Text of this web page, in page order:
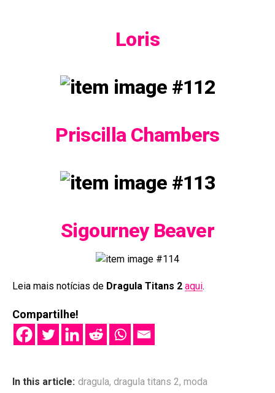
Loris
Priscilla Chambers
Sigourney Beaver
Leia mais notícias de Dragula Titans 2 aqui.
Compartilhe!
In this article: dragula, dragula titans 2, moda